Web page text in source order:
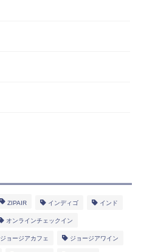
ZIPAIR インディゴ インド
オンラインチェックイン
ジョージアカフェ ジョージアワイン